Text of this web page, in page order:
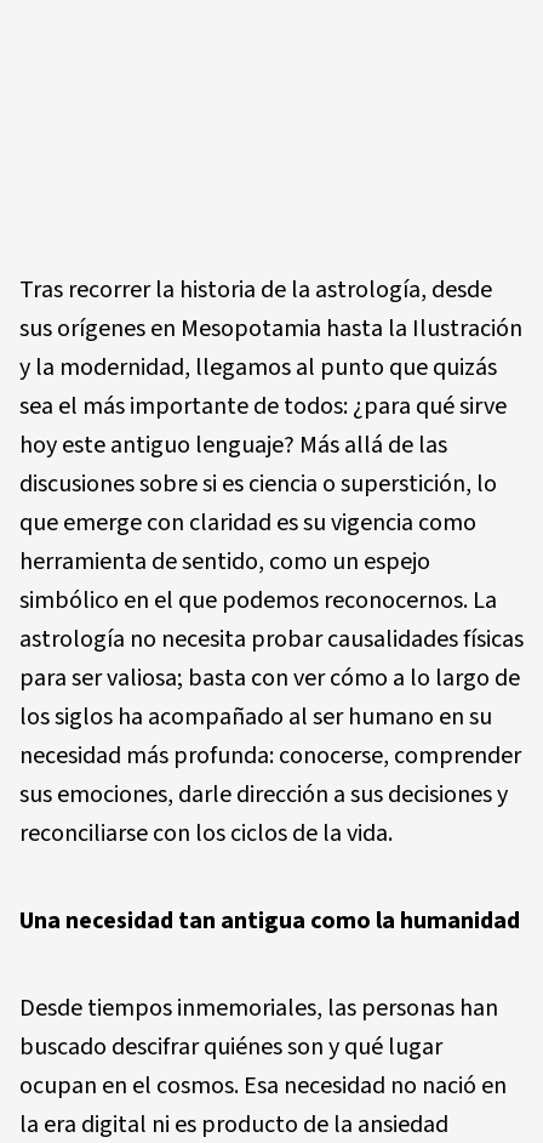
Tras recorrer la historia de la astrología, desde
sus orígenes en Mesopotamia hasta la Ilustración
y la modernidad, llegamos al punto que quizás
sea el más importante de todos: ¿para qué sirve
hoy este antiguo lenguaje? Más allá de las
discusiones sobre si es ciencia o superstición, lo
que emerge con claridad es su vigencia como
herramienta de sentido, como un espejo
simbólico en el que podemos reconocernos. La
astrología no necesita probar causalidades físicas
para ser valiosa; basta con ver cómo a lo largo de
los siglos ha acompañado al ser humano en su
necesidad más profunda: conocerse, comprender
sus emociones, darle dirección a sus decisiones y
reconciliarse con los ciclos de la vida.
Una necesidad tan antigua como la humanidad
Desde tiempos inmemoriales, las personas han
buscado descifrar quiénes son y qué lugar
ocupan en el cosmos. Esa necesidad no nació en
la era digital ni es producto de la ansiedad